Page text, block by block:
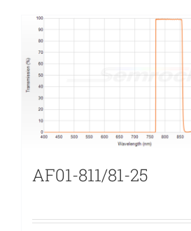
AF01-811/81-25